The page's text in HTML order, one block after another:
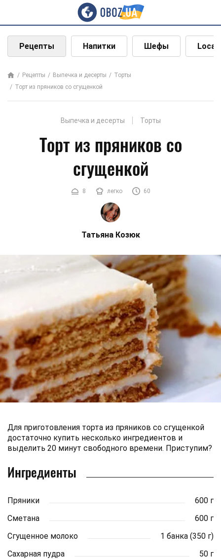
Рецепты Напитки Шефы Local
Рецепты Выпечка и десерты
Торты
Торт из пряников со сгущенкой
Выпечка и десерты Торты
Торт из пряников со
сгущенкой
8 легко 60
Татьяна Козюк
Для приготовления торта из пряников со сгущенкой
достаточно купить несколько ингредиентов и
выделить 20 минут свободного времени. Приступим?
Ингредиенты
Пряники
600 г
Сметана
600 г
Сгущенное молоко
1 банка (350 г)
Сахарная пудра
50 г